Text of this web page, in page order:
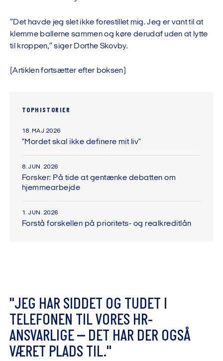
”Det havde jeg slet ikke forestillet mig. Jeg er vant til at
klemme ballerne sammen og køre derudaf uden at lytte
til kroppen,” siger Dorthe Skovby.
(Artiklen fortsætter efter boksen)
TOPHISTORIER
18. MAJ 2026
"Mordet skal ikke definere mit liv"
8. JUN. 2026
Forsker: På tide at gentænke debatten om
hjemmearbejde
1. JUN. 2026
Forstå forskellen på prioritets- og realkreditlån
"JEG HAR SIDDET OG TUDET I
TELEFONEN TILVORES HR-
ANSVARLIGE– DET HAR DER OGSÅ
VÆRET PLADS TIL."